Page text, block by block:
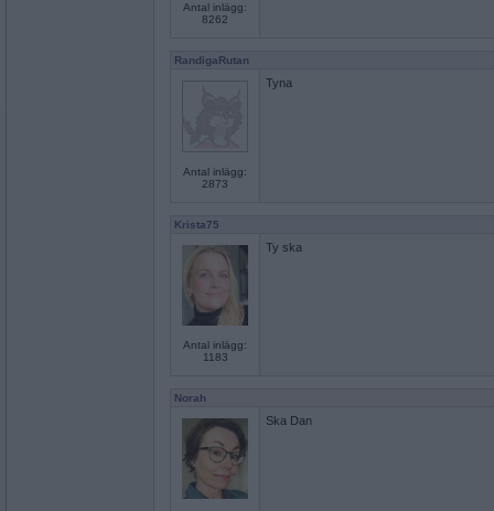
Antal inlägg:
8262
RandigaRutan
Antal inlägg:
2873
Tyna
Krista75
Antal inlägg:
1183
Ty ska
Norah
Ska Dan